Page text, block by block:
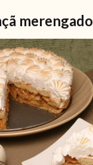
merengado